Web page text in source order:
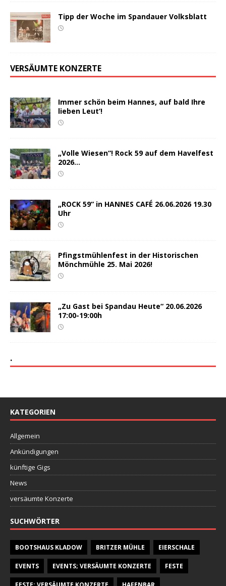
Tipp der Woche im Spandauer Volksblatt
VERSÄUMTE KONZERTE
Immer schön beim Hannes, auf bald Ihre
lieben Leut‘!
„Volle Wiesen“! Rock 59 auf dem Havelfest
2026…
„ROCK 59“ in HANNES CAFÉ 26.06.2026 19.30
Uhr
Pfingstmühlenfest in der Historischen
Mönchmühle 25. Mai 2026!
„Zu Gast bei Spandau Heute“ 20.06.2026
17:00-19:00h
.
KATEGORIEN
Allgemein
Ankündigungen
künftige Gigs
News
versäumte Konzerte
SUCHWÖRTER
BOOTSHAUS KLADOW BRITZER MÜHLE EIERSCHALE
EVENTS EVENTS; VERSÄUMTE KONZERTE FESTE